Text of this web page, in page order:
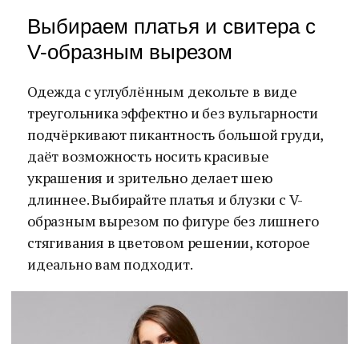
Выбираем платья и свитера с
V-образным вырезом
Одежда с углублённым декольте в виде
треугольника эффектно и без вульгарности
подчёркивают пикантность большой груди,
даёт возможность носить красивые
украшения и зрительно делает шею
длиннее. Выбирайте платья и блузки с V-
образным вырезом по фигуре без лишнего
стягивания в цветовом решении, которое
идеально вам подходит.